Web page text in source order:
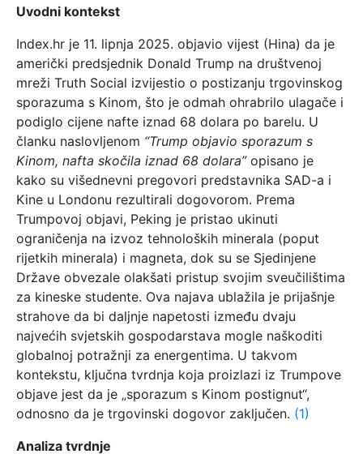
Uvodni kontekst
Index.hr je 11. lipnja 2025. objavio vijest (Hina) da je
američki predsjednik Donald Trump na društvenoj
mreži Truth Social izvijestio o postizanju trgovinskog
sporazuma s Kinom, što je odmah ohrabrilo ulagače i
podiglo cijene nafte iznad 68 dolara po barelu. U
članku naslovljenom “Trump objavio sporazum s
Kinom, nafta skočila iznad 68 dolara”opisano je
kako su višednevni pregovori predstavnika SAD-a i
Kine u Londonu rezultirali dogovorom. Prema
Trumpovoj objavi, Peking je pristao ukinuti
ograničenja na izvoz tehnoloških minerala (poput
rijetkih minerala) i magneta, dok su se Sjedinjene
Države obvezale olakšati pristup svojim sveučilištima
za kineske studente. Ova najava ublažila je prijašnje
strahove da bi daljnje napetosti između dvaju
najvećih svjetskih gospodarstava mogle naškoditi
globalnoj potražnji za energentima. U takvom
kontekstu, ključna tvrdnja koja proizlazi iz Trumpove
objave jest da je „sporazum s Kinom postignut“,
odnosno da je trgovinski dogovor zaključen. (1)
Analiza tvrdnje